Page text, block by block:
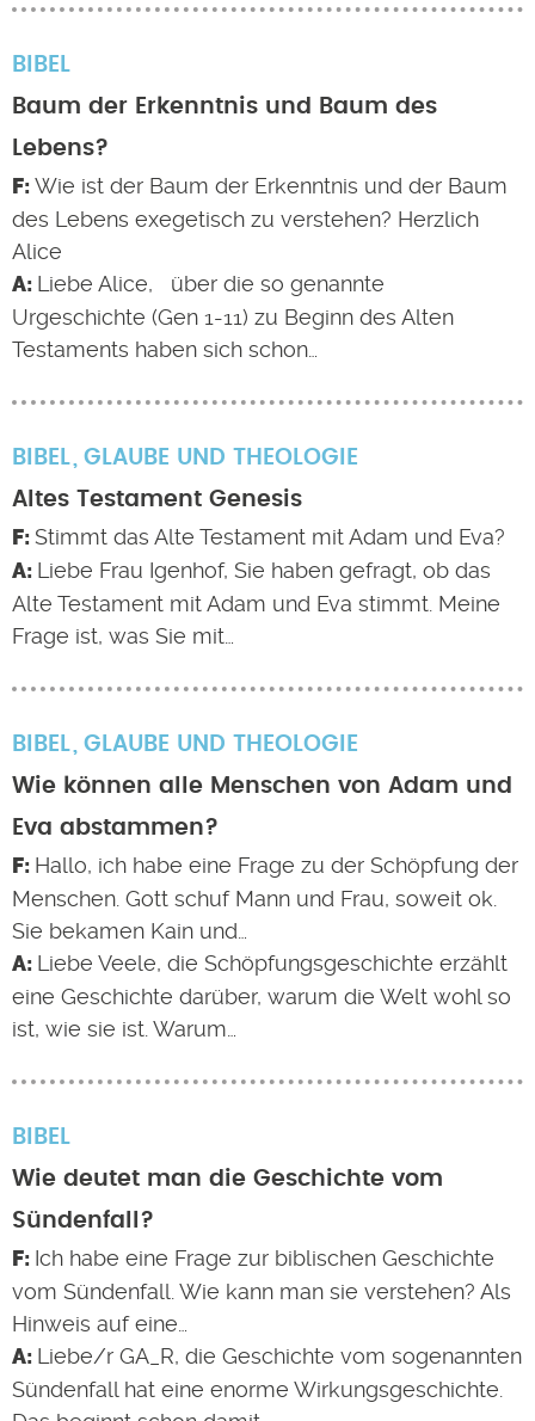
BIBEL
Baum der Erkenntnis und Baum des
Lebens?
Wie ist der Baum der Erkenntnis und der Baum
des Lebens exegetisch zu verstehen? Herzlich
Alice
Liebe Alice, über die so genannte
Urgeschichte (Gen 1-11) zu Beginn des Alten
Testaments haben sich schon…
BIBEL GLAUBE UND THEOLOGIE
Altes Testament Genesis
Stimmt das Alte Testament mit Adam und Eva?
Liebe Frau Igenhof, Sie haben gefragt, ob das
Alte Testament mit Adam und Eva stimmt. Meine
Frage ist, was Sie mit…
BIBEL GLAUBE UND THEOLOGIE
Wie können alle Menschen von Adam und
Eva abstammen?
Hallo, ich habe eine Frage zu der Schöpfung der
Menschen. Gott schuf Mann und Frau, soweit ok.
Sie bekamen Kain und…
Liebe Veele, die Schöpfungsgeschichte erzählt
eine Geschichte darüber, warum die Welt wohl so
ist, wie sie ist. Warum…
BIBEL
Wie deutet man die Geschichte vom
Sündenfall?
Ich habe eine Frage zur biblischen Geschichte
vom Sündenfall. Wie kann man sie verstehen? Als
Hinweis auf eine…
Liebe/r GA_R, die Geschichte vom sogenannten
Sündenfall hat eine enorme Wirkungsgeschichte.